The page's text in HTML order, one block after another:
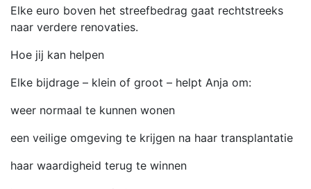
Elke euro boven het streefbedrag gaat rechtstreeks
naar verdere renovaties.
Hoe jij kan helpen
Elke bijdrage – klein of groot – helpt Anja om:
weer normaal te kunnen wonen
een veilige omgeving te krijgen na haar transplantatie
haar waardigheid terug te winnen